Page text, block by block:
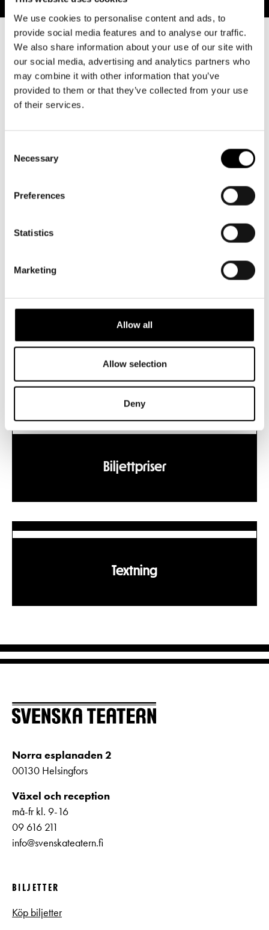
We use cookies to personalise content and ads, to
provide social media features and to analyse our traffic.
We also share information about your use of our site with
our social media, advertising and analytics partners who
may combine it with other information that you’ve
provided to them or that they’ve collected from your use
of their services.
Selection
Necessary
Preferences
Statistics
Marketing
Allow all
Allow selection
Deny
Respons, kommentarer och åsikter
Utan publik finns ingen teater! Du kan ge oss respons
via blanketten här. Vi läser all respons och svarar dig
Pausservering
Biljettpriser
Textning
Norra esplanaden 2
00130 Helsingfors
Växel och reception
må-fr kl. 9-16
09 616 211
info@svenskateatern.fi
BILJETTER
Köp biljetter